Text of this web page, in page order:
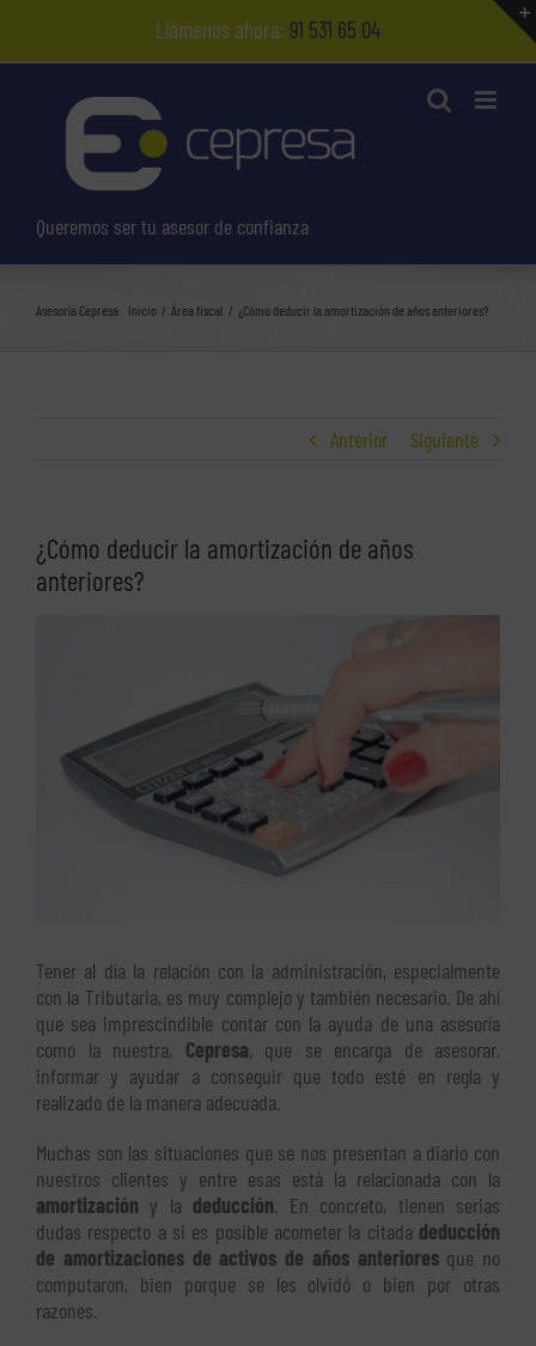
contenido
Llámenos ahora: 91 531 65 04
Queremos ser tu asesor de confianza
Asesoría Cepresa: Inicio Área fiscal ¿Cómo deducir la amortización de años anteriores?
Anterior Siguiente
¿Cómo deducir la amortización de años
anteriores?
Tener al día la relación con la administración, especialmente
con la Tributaria, es muy complejo y también necesario. De ahí
que sea imprescindible contar con la ayuda de una asesoría
como la nuestra, Cepresa, que se encarga de asesorar,
informar y ayudar a conseguir que todo esté en regla y
realizado de la manera adecuada.
Muchas son las situaciones que se nos presentan a diario con
nuestros clientes y entre esas está la relacionada con la
amortización y la deducción. En concreto, tienen serias
dudas respecto a si es posible acometer la citada deducción
de amortizaciones de activos de años anterioresque no
computaron, bien porque se les olvidó o bien por otras
razones.